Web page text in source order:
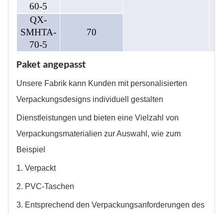
60-5
QX-
SMHTA-
70-5
70
Paket angepasst
Unsere Fabrik kann Kunden mit personalisierten
Verpackungsdesigns individuell gestalten
Dienstleistungen und bieten eine Vielzahl von
Verpackungsmaterialien zur Auswahl, wie zum
Beispiel
1. Verpackt
2. PVC-Taschen
3. Entsprechend den Verpackungsanforderungen des